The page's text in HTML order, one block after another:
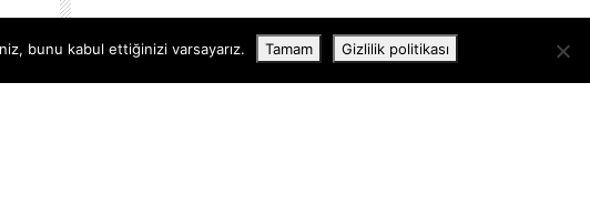
bunu kabul ettiğinizi varsayarız. Tamam Gizlilik politikası